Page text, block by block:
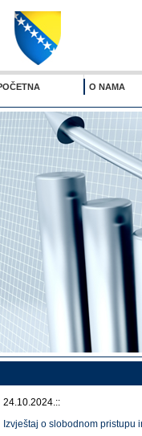
O NAMA
24.10.2024.::
Izvještaj o slobodnom pristupu